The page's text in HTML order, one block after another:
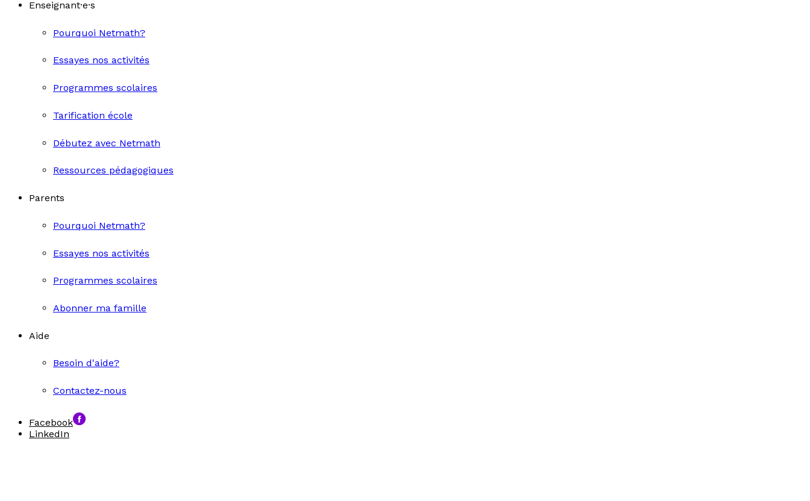
Enseignant·e·s
Pourquoi Netmath?
Essayes nos activités
Programmes scolaires
Tarification école
Débutez avec Netmath
Ressources pédagogiques
Parents
Pourquoi Netmath?
Essayes nos activités
Programmes scolaires
Abonner ma famille
Aide
Besoin d'aide?
Contactez-nous
Facebook
LinkedIn